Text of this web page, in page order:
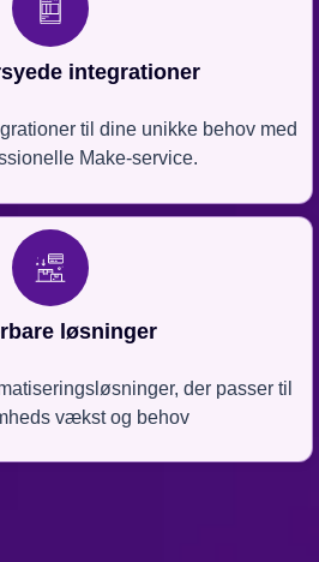
integrationer
til dine unikke behov med
Make-service.
løsninger
der passer til
vækst og behov